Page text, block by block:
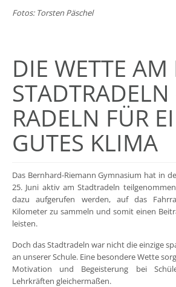
Fotos: Torsten Päschel
DIE WETTE AM
STADTRADELN
RADELN FÜR
GUTES KLIMA
Das Bernhard-Riemann Gymnasium hat in
25. Juni aktiv am Stadtradeln
dazu aufgerufen werden, auf das
Kilometer zu sammeln und somit einen
leisten.
Doch das Stadtradeln war nicht die einzige
an unserer Schule. Eine besondere Wette
Motivation und Begeisterung bei
Lehrkräften gleichermaßen.